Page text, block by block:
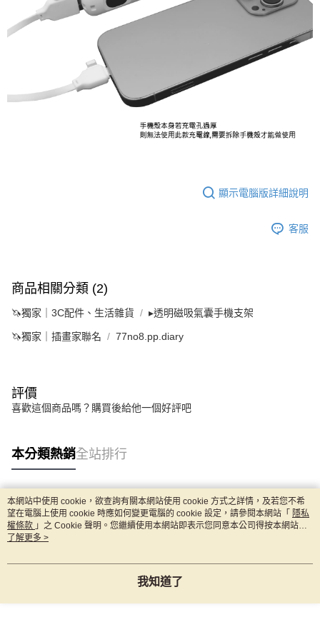
顯示電腦版詳細說明
客服
商品相關分類 (2)
🦄獨家｜3C配件、生活雜貨 ▸透明磁吸氣囊手機支架
🦄獨家｜插畫家聯名 77no8.pp.diary
評價
喜歡這個商品嗎？購買後給他一個好評吧
本分類熱銷全站排行
熱門標籤
本網站中使用 cookie，欲查詢有關本網站使用 cookie 方式之詳情，及若您不希
望在電腦上使用 cookie 時應如何變更電腦的 cookie 設定，請參閱本網站「 隱私
權條款 」之 Cookie 聲明。您繼續使用本網站即表示您同意本公司得按本網站使
用條款之 Cookie 聲明使用 cookie。
了解更多 >
我知道了